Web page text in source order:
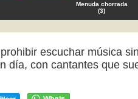
Menuda chorrada
(3)
escuchar música
día, con cantantes que